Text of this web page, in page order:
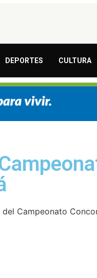
DEPORTES CULTURA
Campeonato